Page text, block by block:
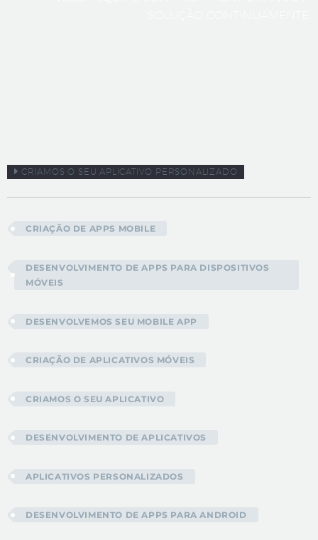
CRIAMOS O SEU APLICATIVO PERSONALIZADO
CRIAÇÃO DE APPS MOBILE
DESENVOLVIMENTO DE APPS PARA DISPOSITIVOS
MÓVEIS
DESENVOLVEMOS SEU MOBILE APP
CRIAÇÃO DE APLICATIVOS MÓVEIS
CRIAMOS O SEU APLICATIVO
DESENVOLVIMENTO DE APLICATIVOS
APLICATIVOS PERSONALIZADOS
DESENVOLVIMENTO DE APPS PARA ANDROID